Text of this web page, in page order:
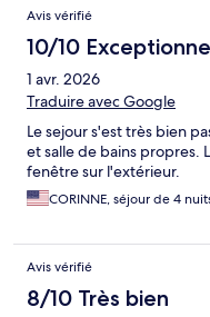
Avis vérifié
10/10
1 avr. 2026
Traduire avec Google
Le sejour s'est très bien
et salle de bains propres.
fenêtre sur l'extérieur.
CORINNE, séjour de 4
Avis vérifié
8/10 Très bien